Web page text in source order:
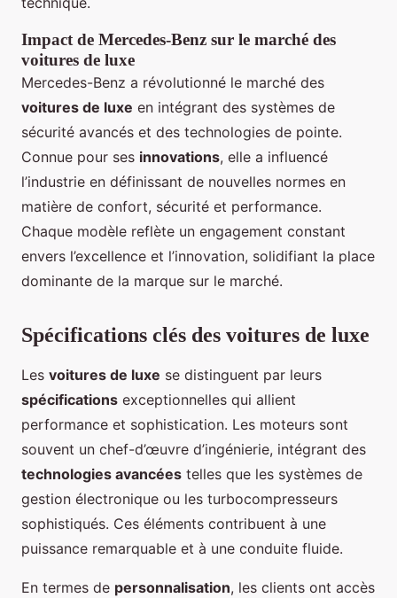
Impact de Mercedes-Benz sur le marché des
voitures de luxe
Mercedes-Benz a révolutionné le marché des
voitures de luxe en intégrant des systèmes de
sécurité avancés et des technologies de pointe.
Connue pour ses innovations, elle a influencé
l’industrie en définissant de nouvelles normes en
matière de confort, sécurité et performance.
Chaque modèle reflète un engagement constant
envers l’excellence et l’innovation, solidifiant la place
dominante de la marque sur le marché.
Spécifications clés des voitures de luxe
Les voitures de luxe se distinguent par leurs
spécifications exceptionnelles qui allient
performance et sophistication. Les moteurs sont
souvent un chef-d’œuvre d’ingénierie, intégrant des
technologies avancées telles que les systèmes de
gestion électronique ou les turbocompresseurs
sophistiqués. Ces éléments contribuent à une
puissance remarquable et à une conduite fluide.
En termes de personnalisation, les clients ont accès